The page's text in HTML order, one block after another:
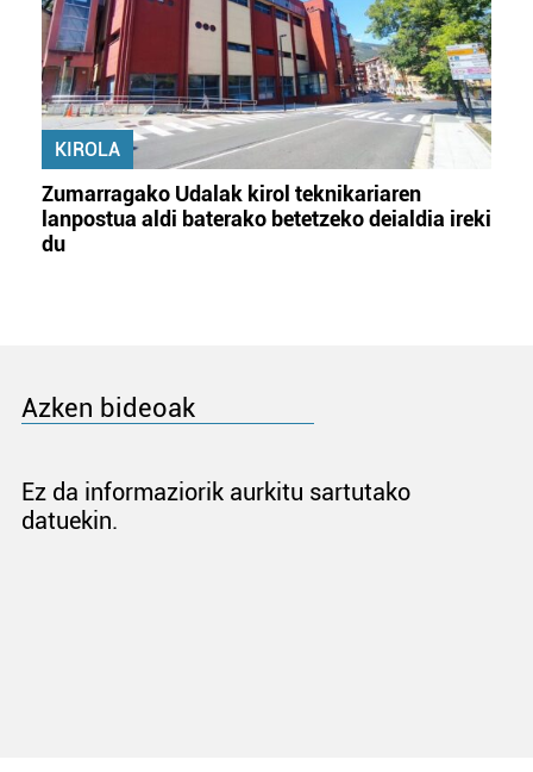
KIROLA
Zumarragako Udalak kirol teknikariaren
lanpostua aldi baterako betetzeko deialdia ireki
du
Azken bideoak
Ez da informaziorik aurkitu sartutako
datuekin.